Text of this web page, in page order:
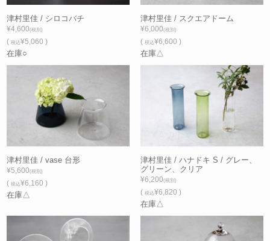
津村里佳 / シロコバチ
¥4,600(税別)
(税込¥5,060 )
在庫○
津村里佳 / スクエアドーム
¥6,000(税別)
( 税込¥6,600 )
在庫△
津村里佳 / vase 台形
¥5,600(税別)
(税込¥6,160 )
在庫△
津村里佳 / ハナドキ S / グレー、
グリーン、クリア
¥6,200(税別)
( 税込¥6,820 )
在庫△